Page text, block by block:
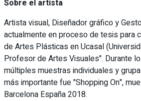
Sobre el artista
Artista visual, Diseñador gráfico y
actualmente en proceso de tesis para
de Artes Plásticas en Ucasal
Profesor de Artes Visuales". Durante
múltiples muestras individuales y
más importante fue "Shopping On",
Barcelona España 2018.